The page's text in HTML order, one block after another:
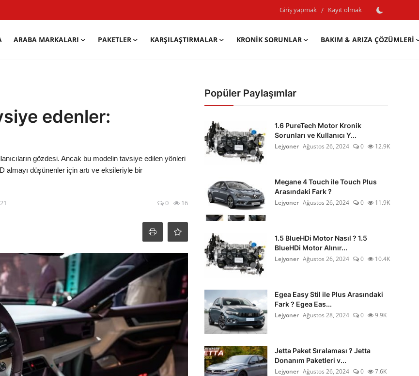
Giriş yapmak / Kayıt olmak
ARABA MARKALARI PAKETLER KARŞILAŞTIRMALAR KRONIK SORUNLAR
BAKIM & ARIZA ÇÖZÜMLERI
edenler:
gözdesi. Ancak bu modelin tavsiye edilen yönleri
almayı düşünenler için artı ve eksileriyle bir
0 16
Popüler Paylaşımlar
1.6 PureTech Motor Kronik
Sorunları ve Kullanıcı Y...
Lejyoner Ağustos 26, 2024 0 12.9K
Megane 4 Touch ile Touch Plus
Arasındaki Fark ?
Lejyoner Ağustos 26, 2024 0 11.9K
1.5 BlueHDi Motor Nasıl ? 1.5
BlueHDi Motor Alınır...
Lejyoner Ağustos 26, 2024 0 10.4K
Egea Easy Stil ile Plus Arasındaki
Fark ? Egea Eas...
Lejyoner Ağustos 28, 2024 0 9.9K
Jetta Paket Sıralaması ? Jetta
Donanım Paketleri v...
Lejyoner Ağustos 26, 2024 0 7.6K